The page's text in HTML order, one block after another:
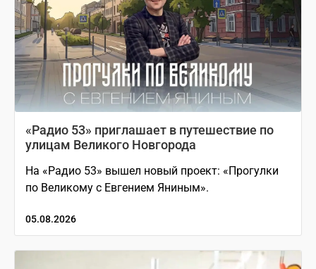
«Радио 53» приглашает в путешествие по
улицам Великого Новгорода
На «Радио 53» вышел новый проект: «Прогулки
по Великому с Евгением Яниным».
05.08.2026